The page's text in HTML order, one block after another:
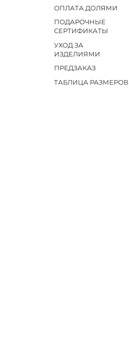
ОПЛАТА ДОЛЯМИ
ПОДАРОЧНЫЕ
СЕРТИФИКАТЫ
УХОД ЗА
ИЗДЕЛИЯМИ
ПРЕДЗАКАЗ
ТАБЛИЦА РАЗМЕРОВ